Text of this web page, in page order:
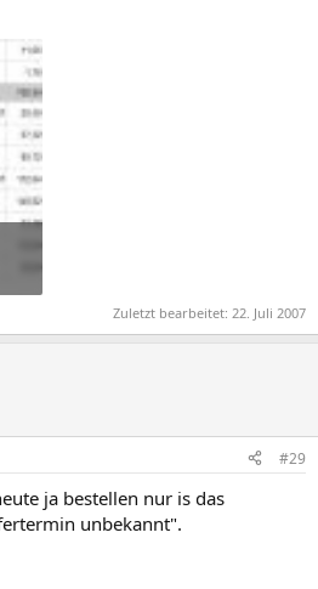
Zuletzt bearbeitet: 22. Juli 2007
#29
ja bestellen nur is das
unbekannt".